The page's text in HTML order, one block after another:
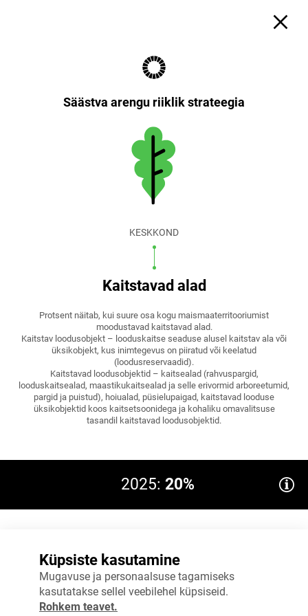
Säästva arengu riiklik strateegia
KESKKOND
Kaitstavad alad
Protsent näitab, kui suure osa kogu maismaaterritooriumist
moodustavad kaitstavad alad.
Kaitstav loodusobjekt – looduskaitse seaduse alusel kaitstav ala või
üksikobjekt, kus inimtegevus on piiratud või keelatud
(loodusreservaadid).
Kaitstavad loodusobjektid – kaitsealad (rahvuspargid,
looduskaitsealad, maastikukaitsealad ja selle erivormid arboreetumid,
pargid ja puistud), hoiualad, püsielupaigad, kaitstavad looduse
üksikobjektid koos kaitsetsoonidega ja kohaliku omavalitsuse
tasandil kaitstavad loodusobjektid.
2025: 20%
10%
15%
Küpsiste kasutamine
Mugavuse ja personaalsuse tagamiseks
kasutatakse sellel veebilehel küpsiseid.
Rohkem teavet.